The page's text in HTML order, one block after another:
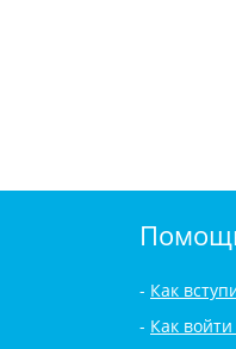
Как
Как